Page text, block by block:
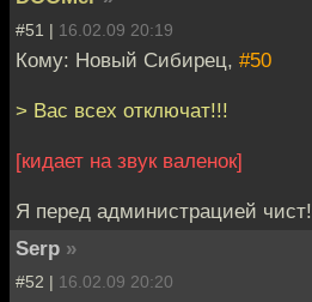
#51 | 16.02.09 20:19
Кому: Новый Сибирец, #50
> Вас всех отключат!!!
[кидает на звук валенок]
Я перед администрацией
Serp »
#52 | 16.02.09 20:20